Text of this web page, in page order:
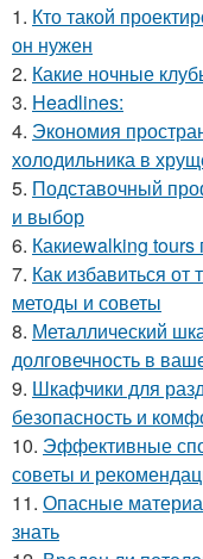
1. Кто такой
он нужен
2. Какие ночные
3. Headlines:
4. Экономия
холодильника в
5. Подставочный
и выбор
6. Какиеwalking
7. Как избавиться
методы и советы
8. Металлический
долговечность в
9. Шкафчики для
безопасность и
10. Эффективные
советы и
11. Опасные
знать